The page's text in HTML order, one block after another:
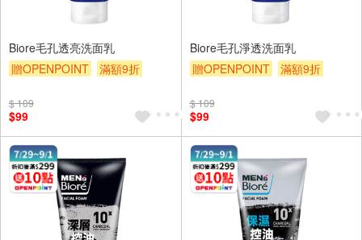
Biore毛孔透亮洗面乳
贈OPENPOINT
滿額9折
$ 109
$99
Biore毛孔淨透洗面乳
贈OPENPOINT
滿額9折
$ 109
$99